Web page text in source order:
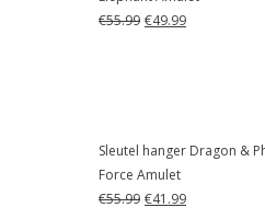
€55.99 Oorspronkelijke
€49.99Huidige
Sleutel hanger Dragon &
Force Amulet
€55.99 Oorspronkelijke
€41.99Huidige